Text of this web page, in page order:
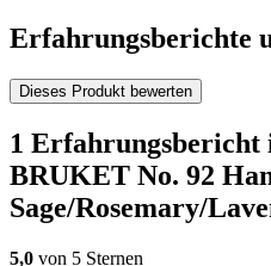
Erfahrungsberichte
Dieses Produkt bewerten
1
BRUKET No. 92
Sage/Rosemary/
5,0 von 5 Sternen